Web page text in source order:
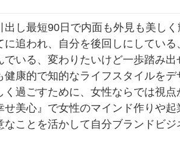
し最短90日で内面も外見も美し
追われ、自分を後回しにしてい
いる、変わりたいけど一歩踏み
康的で知的なライフスタイルを
過ごすために、女性ならでは視
美心』で女性のマインド作りや
ことを活かして自分ブランドビ